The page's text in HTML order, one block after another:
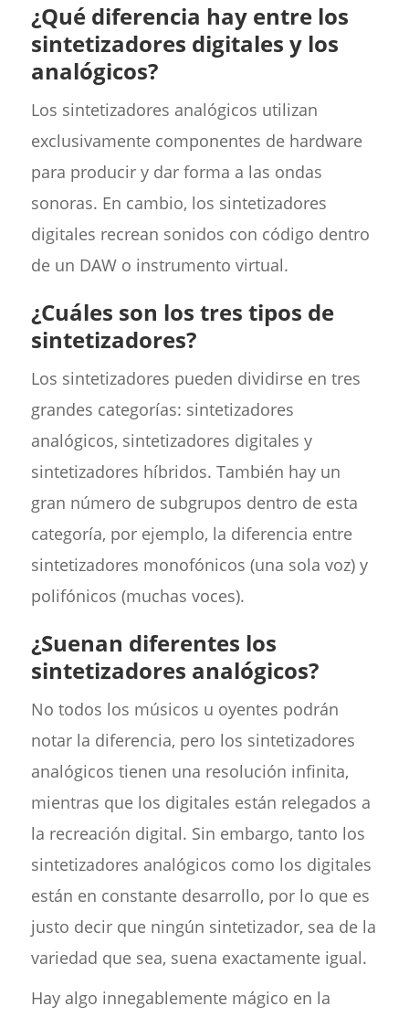
¿Qué diferencia hay entre los
sintetizadores digitales y los
analógicos?
Los sintetizadores analógicos utilizan
exclusivamente componentes de hardware
para producir y dar forma a las ondas
sonoras. En cambio, los sintetizadores
digitales recrean sonidos con código dentro
de un DAW o instrumento virtual.
¿Cuáles son los tres tipos de
sintetizadores?
Los sintetizadores pueden dividirse en tres
grandes categorías: sintetizadores
analógicos, sintetizadores digitales y
sintetizadores híbridos. También hay un
gran número de subgrupos dentro de esta
categoría, por ejemplo, la diferencia entre
sintetizadores monofónicos (una sola voz) y
polifónicos (muchas voces).
¿Suenan diferentes los
sintetizadores analógicos?
No todos los músicos u oyentes podrán
notar la diferencia, pero los sintetizadores
analógicos tienen una resolución infinita,
mientras que los digitales están relegados a
la recreación digital. Sin embargo, tanto los
sintetizadores analógicos como los digitales
están en constante desarrollo, por lo que es
justo decir que ningún sintetizador, sea de la
variedad que sea, suena exactamente igual.
Hay algo innegablemente mágico en la